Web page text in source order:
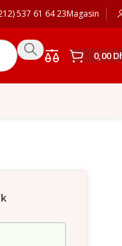
537 61 64 23Magasin
0,00